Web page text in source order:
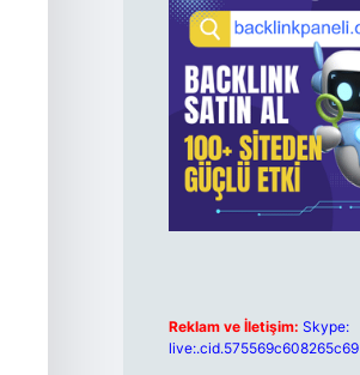
Reklam ve İletişim: Skype:
live:.cid.575569c608265c69